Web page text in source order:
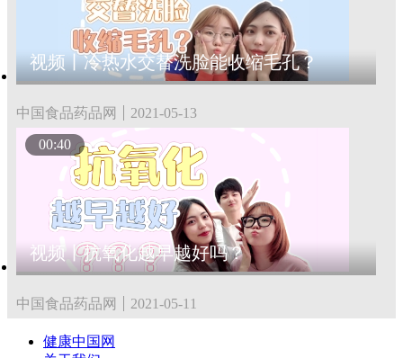
视频丨冷热水交替洗脸能收缩毛孔？
中国食品药品网 2021-05-13
00:40
视频丨抗氧化越早越好吗？
中国食品药品网 2021-05-11
健康中国网